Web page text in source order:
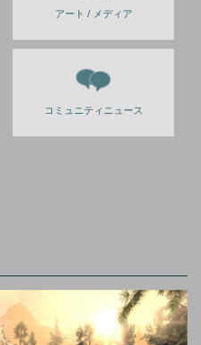
アート / メディア
コミュニティニュース